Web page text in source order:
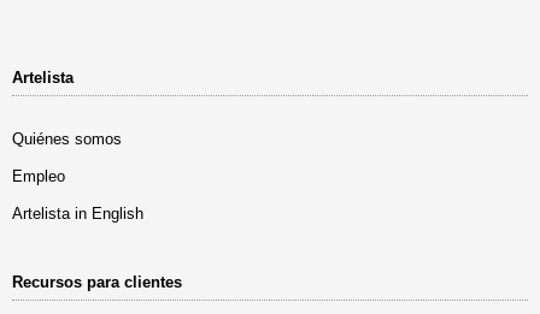
Artelista
Quiénes somos
Empleo
Artelista in English
Recursos para clientes